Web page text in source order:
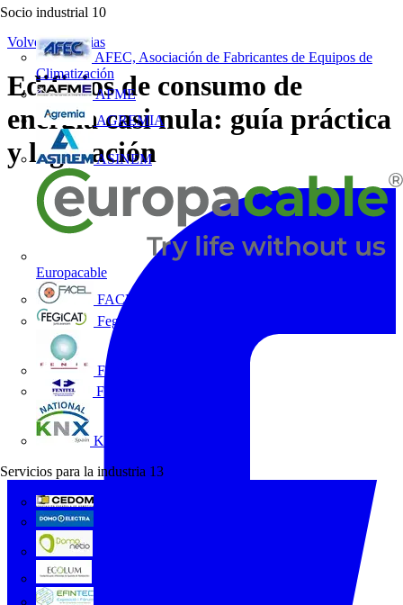
Socio industrial 10
AFEC, Asociación de Fabricantes de Equipos de
Climatización
AFME
AGREMIA
ASINEM
Europacable
FACEL
Fegicat
FENIE
FENITEL
KNX España
Servicios para la industria 13
Volver a Noticias
Edificios de consumo de
energía casi nula: guía práctica
y legislación